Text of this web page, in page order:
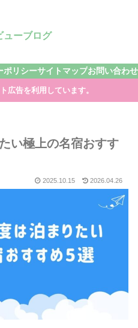
ューブログ
ポリシーサイトマップお問い合わせ
広告を利用しています。
い極上の名宿おすす
2025.10.15 2026.04.26